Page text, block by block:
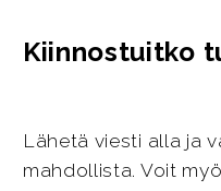
Kiinnostuitko
Lähetä viesti alla ja
mahdollista. Voit